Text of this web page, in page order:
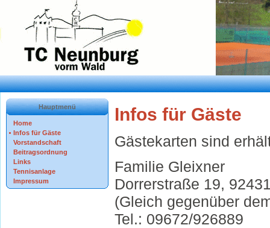
Hauptmenü
Home
Infos für Gäste
Vorstandschaft
Beitragsordnung
Links
Tennisanlage
Impressum
Infos für Gäste
Gästekarten sind
Familie Gleixner
Dorrerstraße 19,
(Gleich gegenüber
Tel.: 09672/926889